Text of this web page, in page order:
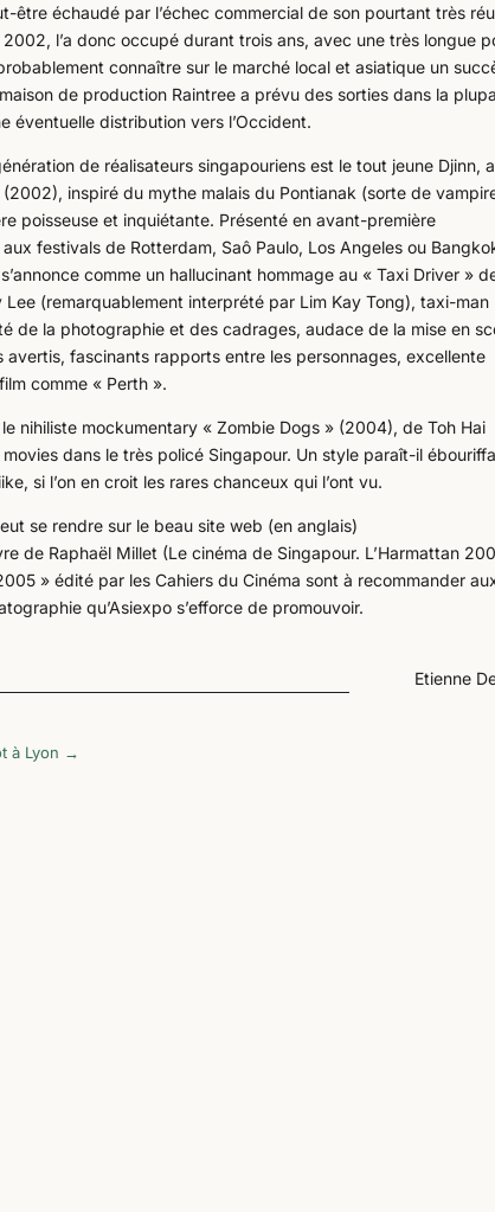
échaudé par l’échec commercial de son pourtant très
l’a donc occupé durant trois ans, avec une très longue
connaître sur le marché local et asiatique un
de production Raintree a prévu des sorties dans la
éventuelle distribution vers l’Occident.
de réalisateurs singapouriens est le tout jeune Djinn,
inspiré du mythe malais du Pontianak (sorte de
poisseuse et inquiétante. Présenté en avant-première
festivals de Rotterdam, Saô Paulo, Los Angeles ou
comme un hallucinant hommage au « Taxi Driver »
(remarquablement interprété par Lim Kay Tong), taxi-man
de la photographie et des cadrages, audace de la mise en
fascinants rapports entre les personnages, excellente
comme « Perth ».
nihiliste mockumentary « Zombie Dogs » (2004), de Toh Hai
dans le très policé Singapour. Un style paraît-il
si l’on en croit les rares chanceux qui l’ont vu.
se rendre sur le beau site web (en anglais)
de Raphaël Millet (Le cinéma de Singapour. L’Harmattan
» édité par les Cahiers du Cinéma sont à recommander
qu’Asiexpo s’efforce de promouvoir.
Etienne
à Lyon →